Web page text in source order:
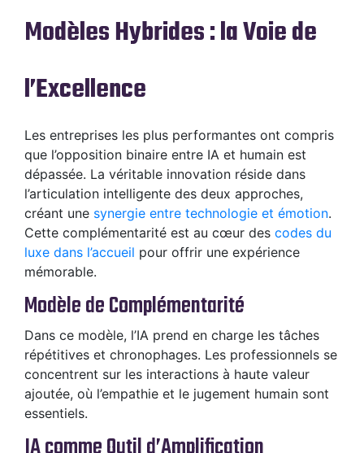
Modèles Hybrides : la Voie de
l’Excellence
Les entreprises les plus performantes ont compris
que l’opposition binaire entre IA et humain est
dépassée. La véritable innovation réside dans
l’articulation intelligente des deux approches,
créant une synergie entre technologie et émotion.
Cette complémentarité est au cœur des codes du
luxe dans l’accueil pour offrir une expérience
mémorable.
Modèle de Complémentarité
Dans ce modèle, l’IA prend en charge les tâches
répétitives et chronophages. Les professionnels se
concentrent sur les interactions à haute valeur
ajoutée, où l’empathie et le jugement humain sont
essentiels.